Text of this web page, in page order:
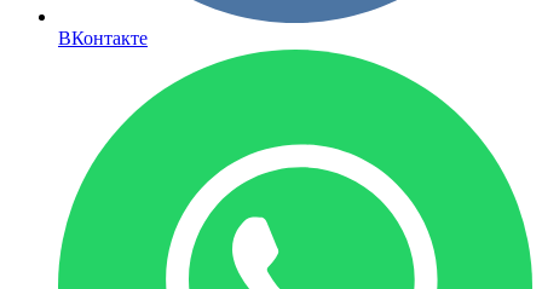
ВКонтакте